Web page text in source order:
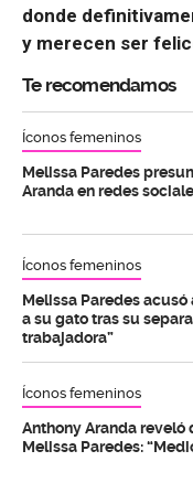
donde
y merecen ser
Te recomendamos
Íconos femeninos
Melissa Paredes
Aranda en redes
Íconos femeninos
Melissa Paredes
a su gato tras su
trabajadora”
Íconos femeninos
Anthony Aranda reveló
Melissa Paredes: